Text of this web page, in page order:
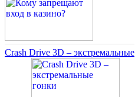
Crash Drive 3D – экстремальные